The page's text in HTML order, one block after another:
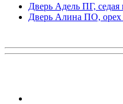
Дверь Адель ПГ, седая
Дверь Алина ПО, орех